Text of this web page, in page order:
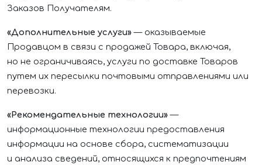
Заказов Получателям.
«Дополнительные услуги»— оказываемые
Продавцом в связи с продажей Товара, включая,
но не ограничиваясь, услуги по доставке Товаров
путем их пересылки почтовыми отправлениями или
перевозки.
«Рекомендательные технологии»—
информационные технологии предоставления
информации на основе сбора, систематизации
и анализа сведений, относящихся к предпочтениям